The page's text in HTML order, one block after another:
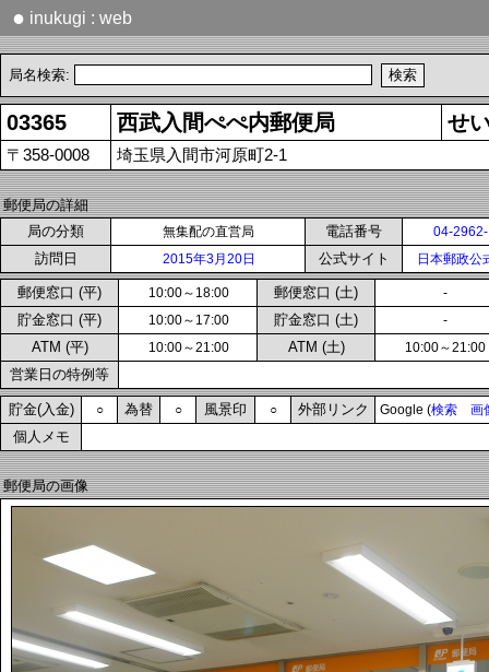
● inukugi : web
局名検索:
03365 西武入間ぺぺ内郵便局 せ
〒358-0008 埼玉県入間市河原町2-1
郵便局の詳細
局の分類
無集配の直営局 電話番号 04-
訪問日 2015年3月20日 公式サイト 日本郵政公
郵便窓口 (平) 10:00～18:00 郵便窓口 (土) -
貯金窓口 (平) 10:00～17:00 貯金窓口 (土) -
ATM (平) 10:00～21:00 ATM (土) 10:00～21:00
営業日の特例等
貯金(入金) ○ 為替 ○ 風景印 ○ 外部リンク Google (検索 画
個人メモ
郵便局の画像